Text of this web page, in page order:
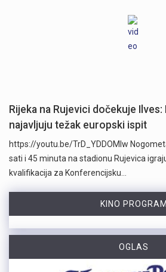
Rijeka na Rujevici dočekuje Ilves:
najavljuju težak europski ispit
https://youtu.be/TrD_YDDOMIw
sati i 45 minuta na stadionu Rujevica
kvalifikacija za Konferencijsku…
KINO PROGRAM
OGLAS